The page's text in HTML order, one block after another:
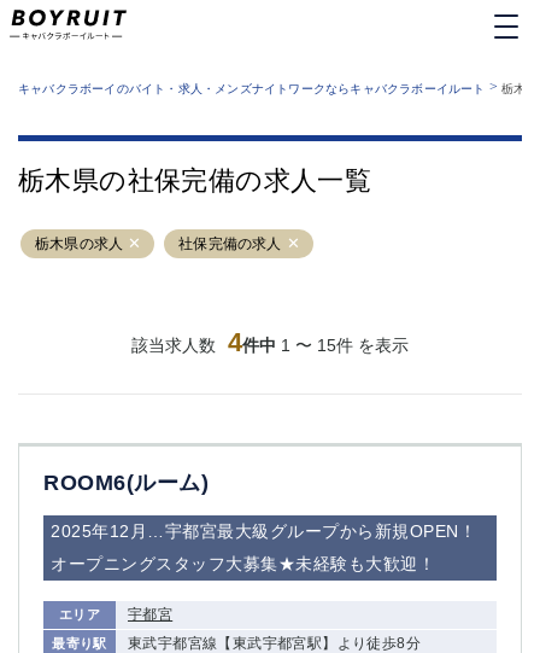
業種から探す
運営者情報
サイトマップ
キャバクラボーイのバイト・求人・メンズナイトワークならキャバクラボーイルート > 栃木
栃木県の社保完備の求人一覧
栃木県の求人 社保完備の求人
該当求人数 4件中 1 〜 15件 を表示
ROOM6(ルーム)
2025年12月…宇都宮最大級グループから新規OPEN！
オープニングスタッフ大募集★未経験も大歓迎！
エリア 宇都宮
最寄り駅 東武宇都宮線【東武宇都宮駅】より徒歩8分
六本木
池袋
吉祥寺
練馬
恵比寿
蒲田
①六本木 ②西麻布
大山
赤羽
品川
蒲田東口
立川（南口）
新宿